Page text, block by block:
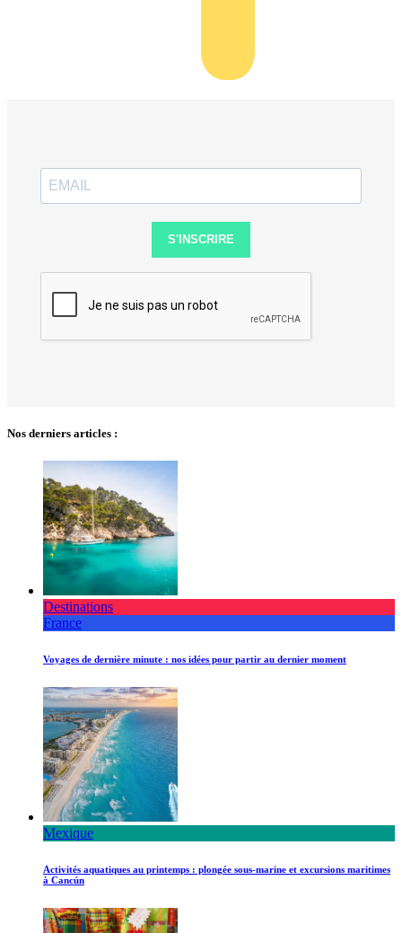
S'INSCRIRE
Nos derniers articles :
Destinations
France
Voyages de dernière minute : nos idées pour partir au dernier moment
Mexique
Activités aquatiques au printemps : plongée sous-marine et excursions maritimes
à Cancún